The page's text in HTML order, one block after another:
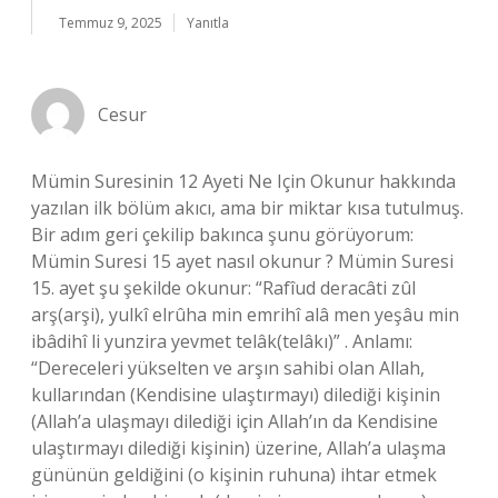
Temmuz 9, 2025 Yanıtla
Cesur
Mümin Suresinin 12 Ayeti Ne Için Okunur hakkında
yazılan ilk bölüm akıcı, ama bir miktar kısa tutulmuş.
Bir adım geri çekilip bakınca şunu görüyorum:
Mümin Suresi 15 ayet nasıl okunur ? Mümin Suresi
15. ayet şu şekilde okunur: “Rafîud deracâti zûl
arş(arşi), yulkî elrûha min emrihî alâ men yeşâu min
ibâdihî li yunzira yevmet telâk(telâkı)” . Anlamı:
“Dereceleri yükselten ve arşın sahibi olan Allah,
kullarından (Kendisine ulaştırmayı) dilediği kişinin
(Allah’a ulaşmayı dilediği için Allah’ın da Kendisine
ulaştırmayı dilediği kişinin) üzerine, Allah’a ulaşma
gününün geldiğini (o kişinin ruhuna) ihtar etmek